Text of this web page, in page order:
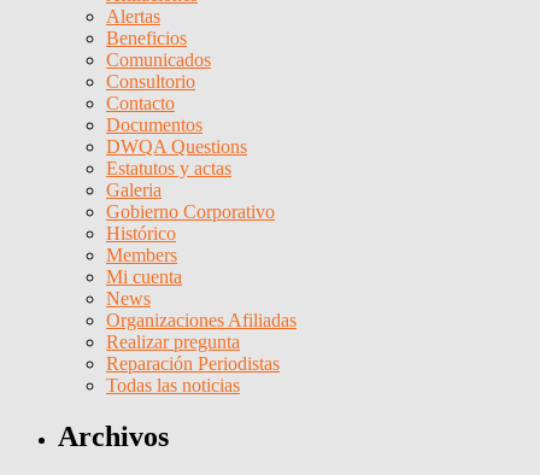
Alertas
Beneficios
Comunicados
Consultorio
Contacto
Documentos
DWQA Questions
Estatutos y actas
Galeria
Gobierno Corporativo
Histórico
Members
Mi cuenta
News
Organizaciones Afiliadas
Realizar pregunta
Reparación Periodistas
Todas las noticias
Archivos